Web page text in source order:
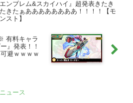
エンブレム&スカイハイ』超発表きたき
たきたぁああああああああ！！！！【モ
ンスト】
有料キャラ
』発表！！
避ｗｗｗｗ
ュース